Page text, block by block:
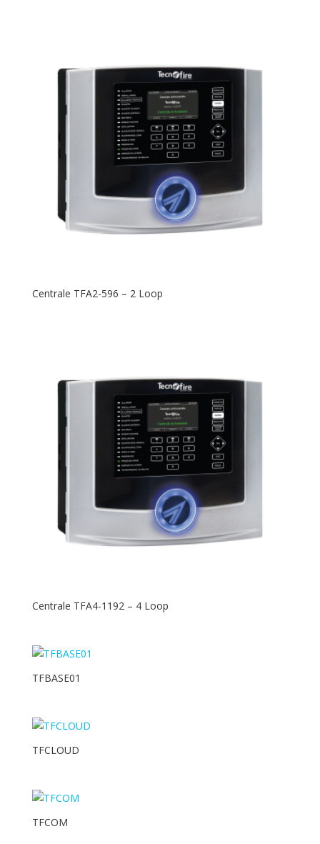
Centrale TFA2-596 – 2 Loop
Centrale TFA4-1192 – 4 Loop
TFBASE01
TFCLOUD
TFCOM